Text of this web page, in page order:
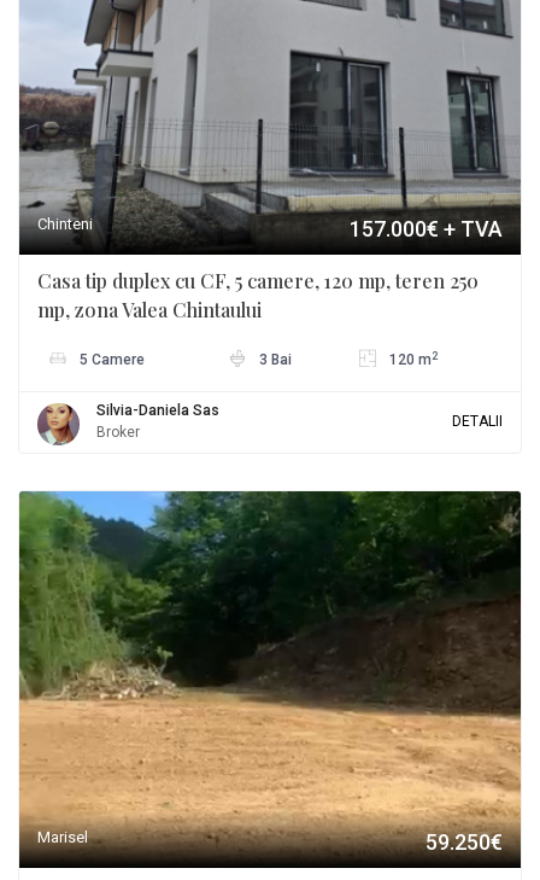
Chinteni 157.000€ + TVA
Casa tip duplex cu CF, 5 camere, 120 mp, teren 250
mp, zona Valea Chintaului
5 Camere 3 Bai 120 m 2
Silvia-Daniela Sas
Broker
DETALII
Marisel 59.250€